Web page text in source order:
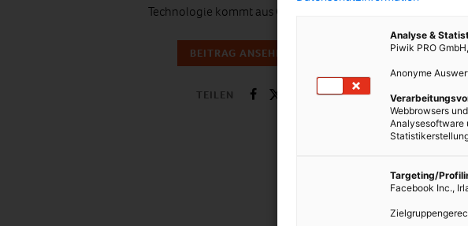
Technologie kommt aus Österreich.
BEITRAG ANSEHEN
TEILEN
Analyse &
Piwik PRO
Anonyme
Webbrowsers
Analysesoftware
Targeting/
Facebook Inc.,